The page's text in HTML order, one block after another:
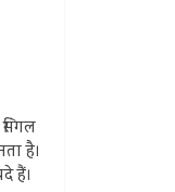
है।
हैं।